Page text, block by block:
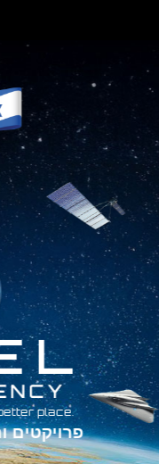
.Giving you space... for a better place
פרויקטים